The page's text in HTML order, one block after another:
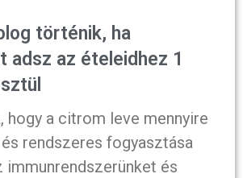
történik, ha
adsz az ételeidhez 1
hogy a citrom leve mennyire
rendszeres fogyasztása
immunrendszerünket és